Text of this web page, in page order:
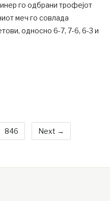
го одбрани трофејот
меч го совлада
односно 6-7, 7-6, 6-3 и
846 Next →